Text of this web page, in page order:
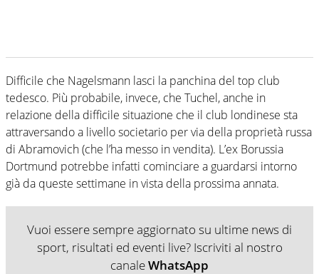
Difficile che Nagelsmann lasci la panchina del top club
tedesco. Più probabile, invece, che Tuchel, anche in
relazione della difficile situazione che il club londinese sta
attraversando a livello societario per via della proprietà russa
di Abramovich (che l’ha messo in vendita). L’ex Borussia
Dortmund potrebbe infatti cominciare a guardarsi intorno
già da queste settimane in vista della prossima annata.
Vuoi essere sempre aggiornato su ultime news di
sport, risultati ed eventi live? Iscriviti al nostro
canaleWhatsApp